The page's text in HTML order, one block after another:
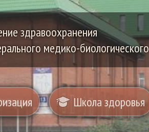
здравоохранения
медико-
Школа здоровья